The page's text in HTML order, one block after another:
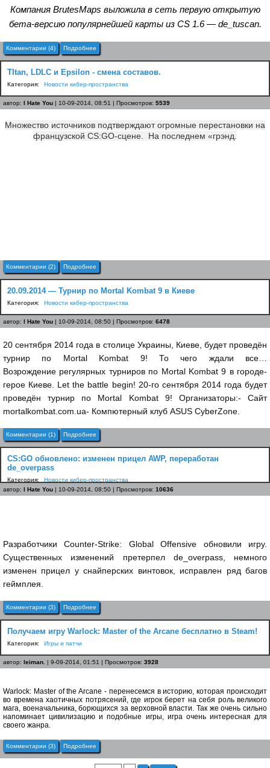
Компания BrutesMaps выложила в сеть первую открытую
бета-версию популярнейшей карты из CS 1.6 — de_tuscan.
Комментарии (4) Подробнее
TItan, LDLC и Epsilon - смена составов.
Категория: Новости кибер-пространства
автор: I Hate You | 10-09-2014, 08:51 | Просмотров: 5539
Множество источников подтверждают огромные перестановки на
французской CS:GO-сцене. На последнем «грэнд.
Комментарии (2) Подробнее
20.09.2014 — Турнир по Mortal Kombat 9 в Киеве
Категория: Новости кибер-пространства
автор: I Hate You | 10-09-2014, 08:50 | Просмотров: 6478
20 сентября 2014 года в столице Украины, Киеве, будет проведён
турнир по Mortal Kombat 9! То чего ждали все…
Возрождение регулярных турниров по Mortal Kombat 9 в городе-
герое Киеве. Let the battle begin! 20-го сентября 2014 года будет
проведён турнир по Mortal Kombat 9! Организаторы:- Сайт
mortalkombat.com.ua- Компютерный клуб ASUS CyberZone.
Комментарии (1) Подробнее
CS:GO обновлено: изменен прицел AWP, переработан
de_overpass
Категория:
Новости кибер-пространства
автор: I Hate You | 10-09-2014, 08:50 | Просмотров: 10636
Разработчики Counter-Strike: Global Offensive обновили игру.
Существенных изменений претерпел de_overpass, немного
изменен прицел у снайперских винтовок, исправлен ряд багов
геймплея.
Комментарии (3) Подробнее
Получаем игру Warlock: Master of the Arcane бесплатно в Steam!
Категория: Игры и патчи
автор: leiman. | 9-09-2014, 01:51 | Просмотров: 3928
Warlock: Master of the Arcane - перенесемся в историю, которая происходит
во времена хаотичных потрясений, где игрок берет на себя роль великого
мага, военачальника, борющихся за верховной власти. Так же очень сильно
напоминает цивилизацию и подобные игры, игра очень интересная для
своего жанра.
Комментарии (3) Подробнее